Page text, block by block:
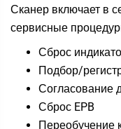
Сканер включает в
сервисные
Сброс
Подбор/
Согласование
Сброс EPB
Переобучение